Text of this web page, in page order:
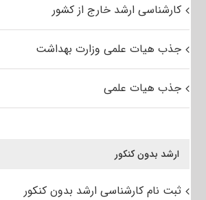
کارشناسی ارشد خارج از کشور
جذب هیات علمی وزارت بهداشت
جذب هیات علمی
ارشد بدون کنکور
ثبت نام کارشناسی ارشد بدون کنکور